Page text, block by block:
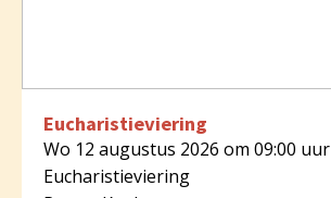
Eucharistieviering
Wo 12 augustus 2026 om 09:00 uur
Eucharistieviering